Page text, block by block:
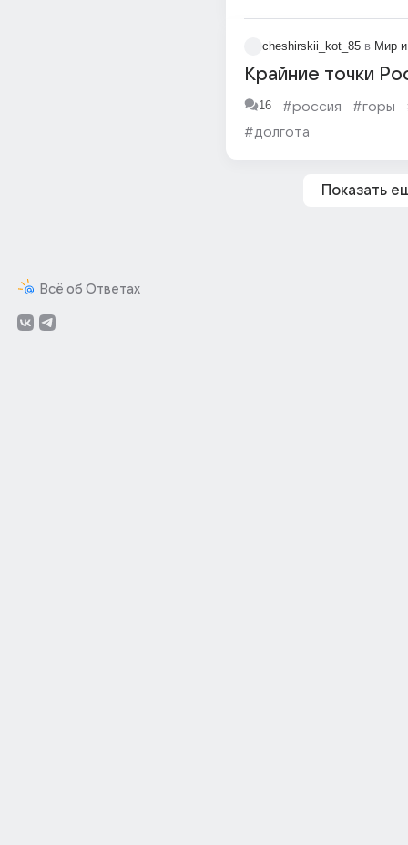
Всё об Ответах
cheshirskii_kot_85 в Мир
Крайние точки
16 #россия #горы
#долгота
Показать